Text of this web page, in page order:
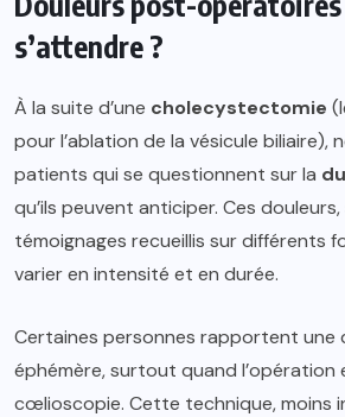
s’attendre ?
À la suite d’une cholecystectomie
pour l’ablation de la vésicule biliaire),
patients qui se questionnent sur la
qu’ils peuvent anticiper. Ces douleurs,
témoignages recueillis sur différents
varier en intensité et en durée.
Certaines personnes rapportent une
éphémère, surtout quand l’opération
cœlioscopie. Cette technique, moins